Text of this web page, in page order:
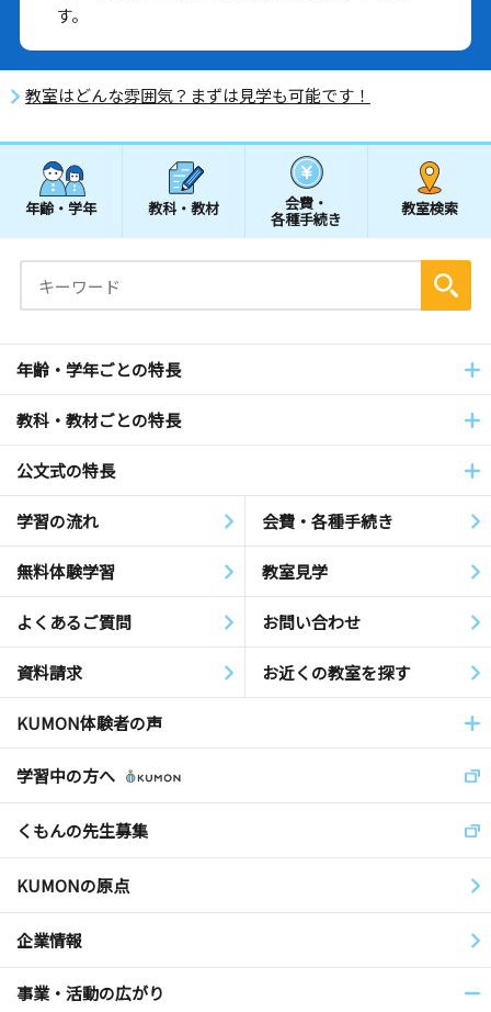
す。
教室はどんな雰囲気？まずは見学も可能です！
年齢・学年 教科・教材 会費・
各種手続き
教室検索
年齢・学年ごとの特長
教科・教材ごとの特長
公文式の特長
学習の流れ 会費・各種手続き
無料体験学習 教室見学
よくあるご質問 お問い合わせ
資料請求 お近くの教室を探す
KUMON体験者の声
学習中の方へ
くもんの先生募集
KUMONの原点
企業情報
事業・活動の広がり